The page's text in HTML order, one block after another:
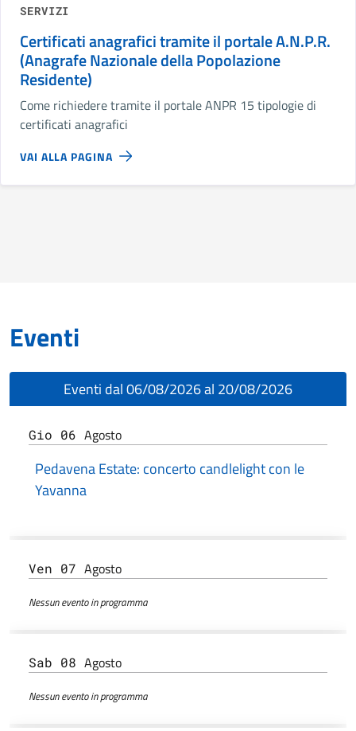
SERVIZI
Certificati anagrafici tramite il portale A.N.P.R.
(Anagrafe Nazionale della Popolazione
Residente)
Come richiedere tramite il portale ANPR 15 tipologie di
certificati anagrafici
VAI ALLA PAGINA
Eventi
Eventi dal 06/08/2026 al 20/08/2026
Gio 06 Agosto
Pedavena Estate: concerto candlelight con le
Yavanna
Ven 07 Agosto
Nessun evento in programma
Sab 08 Agosto
Nessun evento in programma